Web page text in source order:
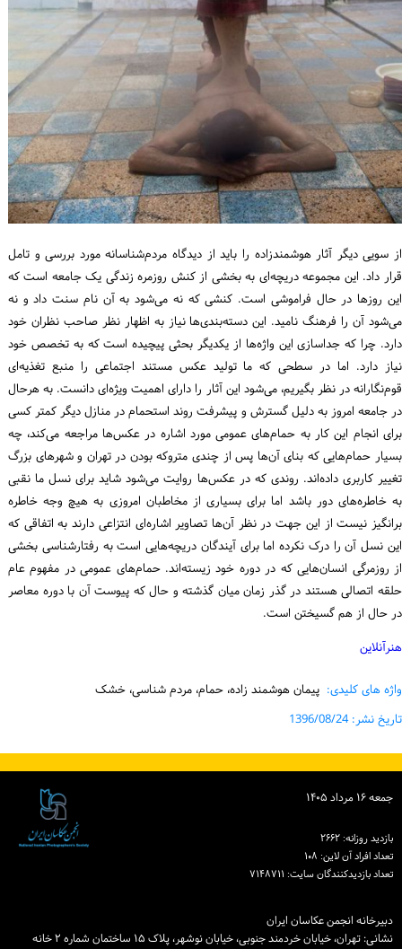
از سویی دیگر آثار هوشمندزاده را باید از دیدگاه مردم‌شناسانه مورد بررسی و تامل
قرار داد. این مجموعه دریچه‌ای به بخشی از کنش روزمره زندگی یک جامعه است که
این روزها در حال فراموشی است. کنشی که نه می‌شود به آن نام سنت داد و نه
می‌شود آن را فرهنگ نامید. این دسته‌بندی‌ها نیاز به اظهار نظر صاحب نظران خود
دارد. چرا که جداسازی این واژه‌ها از یکدیگر بحثی پیچیده است که به تخصص خود
نیاز دارد. اما در سطحی که ما تولید عکس مستند اجتماعی را منبع تغذیه‌ای
قوم‌نگارانه در نظر بگیریم، می‌شود این آثار را دارای اهمیت ویژه‌ای دانست. به هرحال
در جامعه امروز به دلیل گسترش و پیشرفت روند استحمام در منازل دیگر کمتر کسی
برای انجام این کار به حمام‌های عمومی مورد اشاره در عکس‌ها مراجعه می‌کند، چه
بسیار حمام‌هایی که بنای آن‌ها پس از چندی متروکه بودن در تهران و شهرهای بزرگ
تغییر کاربری داده‌اند. روندی که در عکس‌ها روایت می‌شود شاید برای نسل ما نقبی
به خاطره‌های دور باشد اما برای بسیاری از مخاطبان امروزی به هیچ وجه خاطره
برانگیز نیست از این جهت در نظر آن‌ها تصاویر اشاره‌ای انتزاعی دارند به اتفاقی که
این نسل آن را درک نکرده اما برای آیندگان دریچه‌هایی است به رفتارشناسی بخشی
از روزمرگی انسان‌هایی که در دوره خود زیسته‌اند. حمام‌های عمومی در مفهوم عام
حلقه اتصالی هستند در گذر زمان میان گذشته و حال که پیوست آن با دوره معاصر
در حال از هم گسیختن است.
هنرآنلاین
واژه های کلیدی: پیمان هوشمند زاده، حمام، مردم شناسی، خشک
تاریخ نشر: 1396/08/24
جمعه ۱۶ مرداد ۱۴۰۵
بازدید روزانه: ۲۶۶۲
تعداد افراد آن لاین: ۱۰۸
تعداد بازدیدكنندگان سایت: ۷۱۴۸۷۱۱
دبیرخانه انجمن عکاسان ایران
نشانی: تهران، خیابان خردمند جنوبی، خیابان نوشهر، پلاک ۱۵ ساختمان شماره ۲ خانه